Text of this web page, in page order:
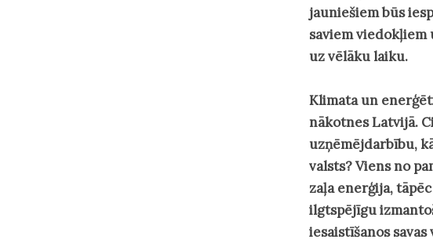
jauniešiem būs
saviem
uz vēlāku laiku.
Klimata un
nākotnes Latvijā.
uzņēmējdarbību,
valsts? Viens no
zaļa enerģija,
ilgtspējīgu
iesaistīšanos